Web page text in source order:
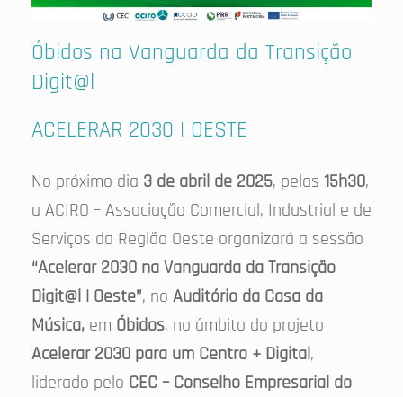
Óbidos na Vanguarda da Transição
Digit@l
ACELERAR 2030 | OESTE
No próximo dia 3 de abril de 2025, pelas 15h30,
a ACIRO – Associação Comercial, Industrial e de
Serviços da Região Oeste organizará a sessão
“Acelerar 2030 na Vanguarda da Transição
Digit@l | Oeste”, no Auditório da Casa da
Música, em Óbidos, no âmbito do projeto
Acelerar 2030 para um Centro + Digital,
liderado pelo CEC – Conselho Empresarial do